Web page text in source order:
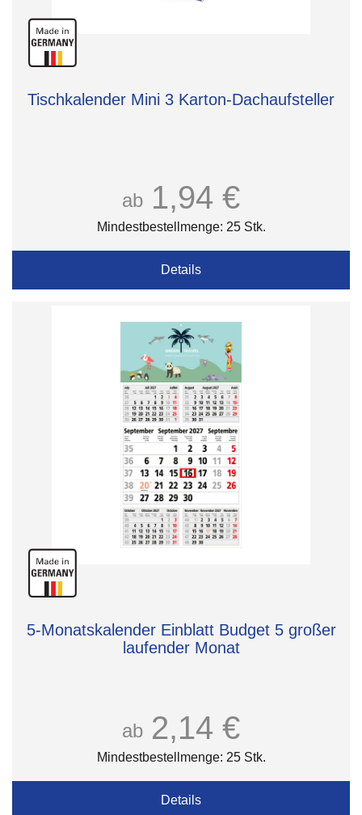
Tischkalender Mini 3 Karton-Dachaufsteller
ab 1,94 €
Mindestbestellmenge: 25 Stk.
Details
5-Monatskalender Einblatt Budget 5 großer
laufender Monat
ab 2,14 €
Mindestbestellmenge: 25 Stk.
Details